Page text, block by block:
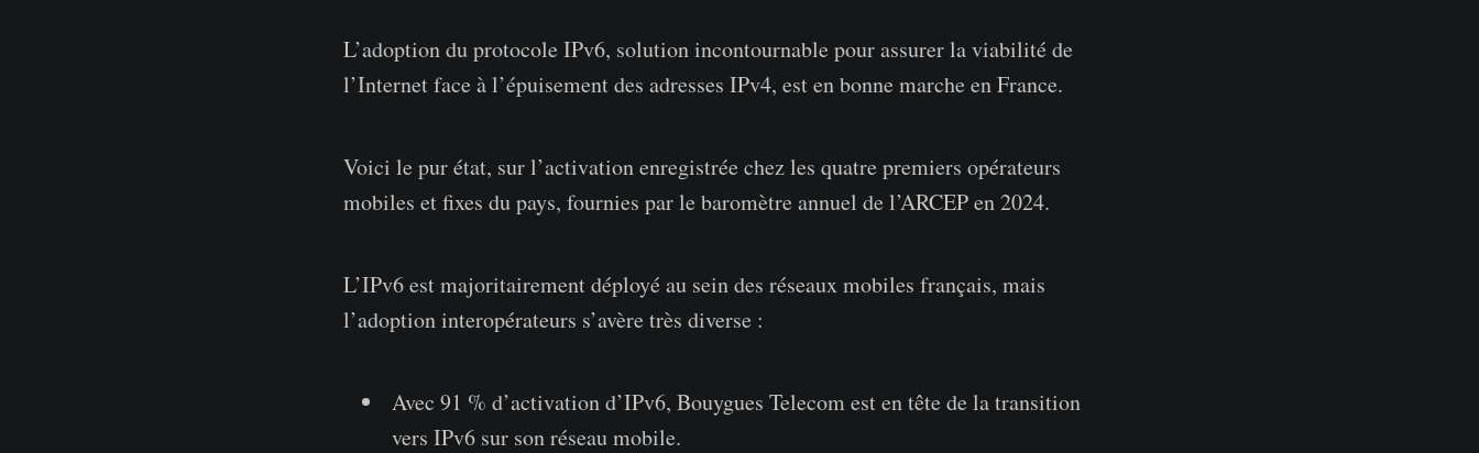
L’adoption du protocole IPv6, solution incontournable pour assurer la viabilité de
l’Internet face à l’épuisement des adresses IPv4, est en bonne marche en France.
Voici le pur état, sur l’activation enregistrée chez les quatre premiers opérateurs
mobiles et fixes du pays, fournies par le baromètre annuel de l’ARCEP en 2024.
L’IPv6 est majoritairement déployé au sein des réseaux mobiles français, mais
l’adoption interopérateurs s’avère très diverse :
Avec 91 % d’activation d’IPv6, Bouygues Telecom est en tête de la transition
vers IPv6 sur son réseau mobile.